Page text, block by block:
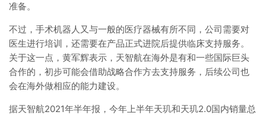
准备。
不过，手术机器人又与一般的医疗器械有所不同，公司需要对
医生进行培训，还需要在产品正式进院后提供临床支持服务。
关于这一点，黄军辉表示，天智航在海外是有和一些国际巨头
合作的，初步可能会借助战略合作方去支持服务，后续公司也
会在海外做相应的能力建设。
据天智航2021年半年报，今年上半年天玑和天玑2.0国内销量总